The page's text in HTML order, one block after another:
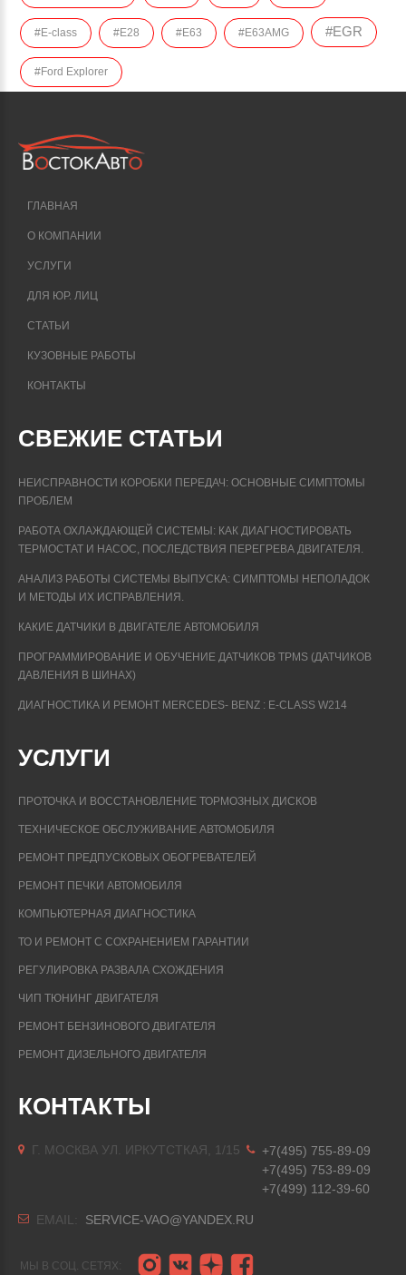
#E-class #E28 #E63 #E63AMG #EGR
#Ford Explorer
ГЛАВНАЯ
О КОМПАНИИ
УСЛУГИ
ДЛЯ ЮР. ЛИЦ
СТАТЬИ
КУЗОВНЫЕ РАБОТЫ
КОНТАКТЫ
СВЕЖИЕ СТАТЬИ
НЕИСПРАВНОСТИ КОРОБКИ ПЕРЕДАЧ: ОСНОВНЫЕ СИМПТОМЫ
ПРОБЛЕМ
РАБОТА ОХЛАЖДАЮЩЕЙ СИСТЕМЫ: КАК ДИАГНОСТИРОВАТЬ
ТЕРМОСТАТ И НАСОС, ПОСЛЕДСТВИЯ ПЕРЕГРЕВА ДВИГАТЕЛЯ.
АНАЛИЗ РАБОТЫ СИСТЕМЫ ВЫПУСКА: СИМПТОМЫ НЕПОЛАДОК
И МЕТОДЫ ИХ ИСПРАВЛЕНИЯ.
КАКИЕ ДАТЧИКИ В ДВИГАТЕЛЕ АВТОМОБИЛЯ
ПРОГРАММИРОВАНИЕ И ОБУЧЕНИЕ ДАТЧИКОВ TPMS (ДАТЧИКОВ
ДАВЛЕНИЯ В ШИНАХ)
ДИАГНОСТИКА И РЕМОНТ MERCEDES- BENZ : E-CLASS W214
УСЛУГИ
ПРОТОЧКА И ВОССТАНОВЛЕНИЕ ТОРМОЗНЫХ ДИСКОВ
ТЕХНИЧЕСКОЕ ОБСЛУЖИВАНИЕ АВТОМОБИЛЯ
РЕМОНТ ПРЕДПУСКОВЫХ ОБОГРЕВАТЕЛЕЙ
РЕМОНТ ПЕЧКИ АВТОМОБИЛЯ
КОМПЬЮТЕРНАЯ ДИАГНОСТИКА
ТО И РЕМОНТ С СОХРАНЕНИЕМ ГАРАНТИИ
РЕГУЛИРОВКА РАЗВАЛА СХОЖДЕНИЯ
ЧИП ТЮНИНГ ДВИГАТЕЛЯ
РЕМОНТ БЕНЗИНОВОГО ДВИГАТЕЛЯ
РЕМОНТ ДИЗЕЛЬНОГО ДВИГАТЕЛЯ
КОНТАКТЫ
Г. МОСКВА УЛ. ИРКУТСТКАЯ, 1/15
+7(495) 755-89-09
+7(495) 753-89-09
+7(499) 112-39-60
EMAIL: SERVICE-VAO@YANDEX.RU
МЫ В СОЦ. СЕТЯХ: